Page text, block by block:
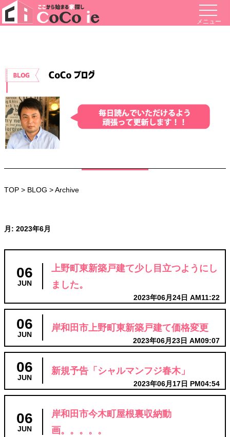
メニュー
TOP > BLOG > Archive
月: 2023年6月
06
JUN
上野町東新築戸建て少し目立つようにし
ました。
2023年06月24日 AM11:22
06
JUN
岸和田市上野町東新築戸建て価格変更
2023年06月23日 AM09:07
06
JUN
新規予告「シャルマンフジ春木」
2023年06月17日 PM04:54
06
JUN
岸和田市今木町屋根裏収納動
画。。。。。